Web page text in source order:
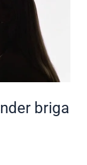
briga